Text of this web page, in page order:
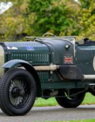
Litre and the Speed
cylinder models
cars the Bentley
needed for many a
saloon body on their
element the
Bentley the most
Mans victories. In the
first with Bentley
1930 the same
home a victor
position!